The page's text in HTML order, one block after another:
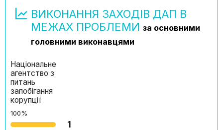
ВИКОНАННЯ ЗАХОДІВ ДАП В
МЕЖАХ ПРОБЛЕМИ за основними
головними виконавцями
Національне
агентство з
питань
запобігання
корупції
100%
1